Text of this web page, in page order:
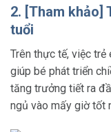
2. [Tham khảo]
tuổi
Trên thực tế, việc
giúp bé phát triển
tăng trưởng tiết ra
ngủ vào mấy giờtốt